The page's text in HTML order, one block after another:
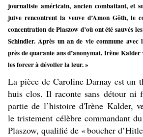
journaliste américain, ancien combattant, et
juive rencontrent la veuve d’Amon Göth, le
concentration de Plaszow d’où ont été sauvés
Schindler. Après un an de vie commune avec
près de quarante ans d’anonymat, Irène
les forcer à dévoiler la leur. »
La pièce de Caroline Darnay est un
huis clos. Il raconte sans détour ni
partie de l’histoire d'Irène Kalder,
le tristement célèbre commandant
Plaszow, qualifié de « boucher